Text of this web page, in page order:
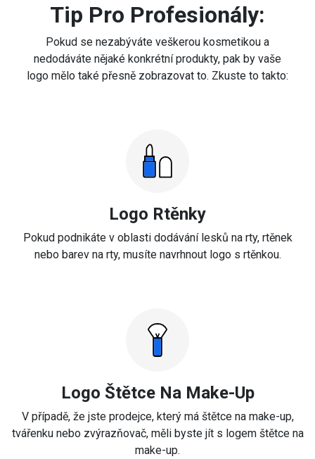
Tip Pro Profesionály:
Pokud se nezabýváte veškerou kosmetikou a
nedodáváte nějaké konkrétní produkty, pak by vaše
logo mělo také přesně zobrazovat to. Zkuste to takto:
Logo Rtěnky
Pokud podnikáte v oblasti dodávání lesků na rty, rtěnek
nebo barev na rty, musíte navrhnout logo s rtěnkou.
Logo Štětce Na Make-Up
V případě, že jste prodejce, který má štětce na make-up,
tvářenku nebo zvýrazňovač, měli byste jít s logem štětce na
make-up.